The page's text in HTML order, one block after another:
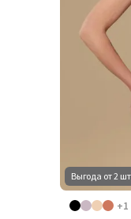
Выгода от 2
+1